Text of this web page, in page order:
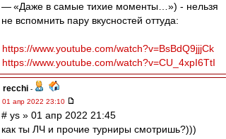
— «Даже в самые тихие моменты…») - нельзя
не вспомнить пару вкусностей оттуда:
https://www.youtube.com/watch?v=BsBdQ9jjjCk
https://www.youtube.com/watch?v=CU_4xpI6TtI
recchi -
01 апр 2022 23:10
# ys » 01 апр 2022 21:45
как ты ЛЧ и прочие турниры смотришь?)))